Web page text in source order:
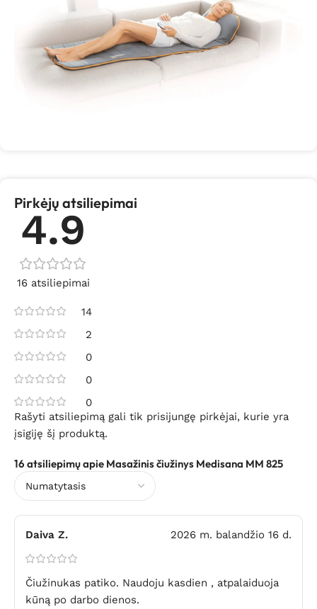
Pirkėjų atsiliepimai
4.9
16 atsiliepimai
14
2
0
0
0
16 atsiliepimų apie Masažinis čiužinys Medisana MM 825
Daiva Z. 2026 m. balandžio 16 d.
Čiužinukas patiko. Naudoju kasdien , atpalaiduoja
kūną po darbo dienos.
Rašyti atsiliepimą gali tik prisijungę pirkėjai, kurie yra
įsigiję šį produktą.